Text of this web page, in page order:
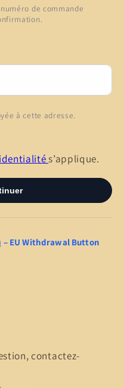
contactez-